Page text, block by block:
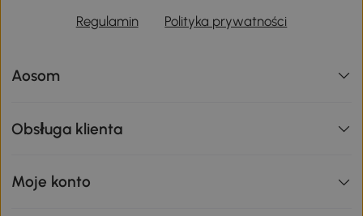
Regulamin Polityka prywatności
Aosom
Obsługa klienta
Moje konto